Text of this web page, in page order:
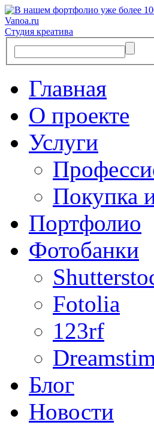
Vanoa.ru
Студия креатива
Главная
О проекте
Услуги
Покупка
Портфолио
Фотобанки
Fotolia
123rf
Блог
Новости